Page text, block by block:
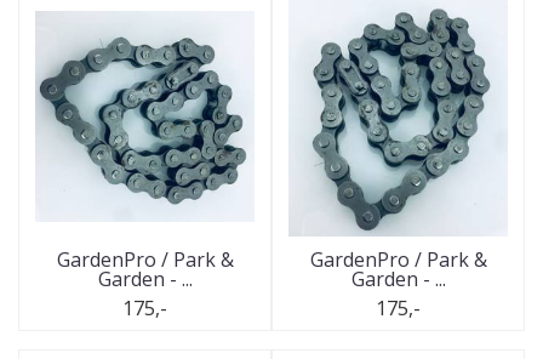
GardenPro / Park &
Garden - ...
175,-
GardenPro / Park &
Garden - ...
175,-